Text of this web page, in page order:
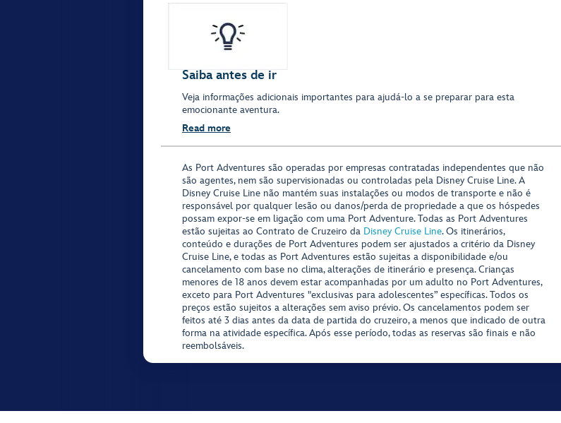
Saiba antes de ir
Veja informações adicionais importantes para ajudá-lo a se preparar para esta
emocionante aventura.
Read more
As Port Adventures são operadas por empresas contratadas independentes que não
são agentes, nem são supervisionadas ou controladas pela Disney Cruise Line. A
Disney Cruise Line não mantém suas instalações ou modos de transporte e não é
responsável por qualquer lesão ou danos/perda de propriedade a que os hóspedes
possam expor-se em ligação com uma Port Adventure. Todas as Port Adventures
estão sujeitas ao Contrato de Cruzeiro da Disney Cruise Line. Os itinerários,
conteúdo e durações de Port Adventures podem ser ajustados a critério da Disney
Cruise Line, e todas as Port Adventures estão sujeitas a disponibilidade e/ou
cancelamento com base no clima, alterações de itinerário e presença. Crianças
menores de 18 anos devem estar acompanhadas por um adulto no Port Adventures,
exceto para Port Adventures "exclusivas para adolescentes” específicas. Todos os
preços estão sujeitos a alterações sem aviso prévio. Os cancelamentos podem ser
feitos até 3 dias antes da data de partida do cruzeiro, a menos que indicado de outra
forma na atividade específica. Após esse período, todas as reservas são finais e não
reembolsáveis.